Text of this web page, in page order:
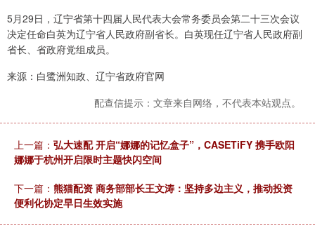
5月29日，辽宁省第十四届人民代表大会常务委员会第二十三次会议
决定任命白英为辽宁省人民政府副省长。白英现任辽宁省人民政府副
省长、省政府党组成员。
来源：白鹭洲知政、辽宁省政府官网
配查信提示：文章来自网络，不代表本站观点。
上一篇： 弘大速配 开启“娜娜的记忆盒子”，CASETiFY 携手欧阳
娜娜于杭州开启限时主题快闪空间
下一篇： 熊猫配资 商务部部长王文涛：坚持多边主义，推动投资
便利化协定早日生效实施